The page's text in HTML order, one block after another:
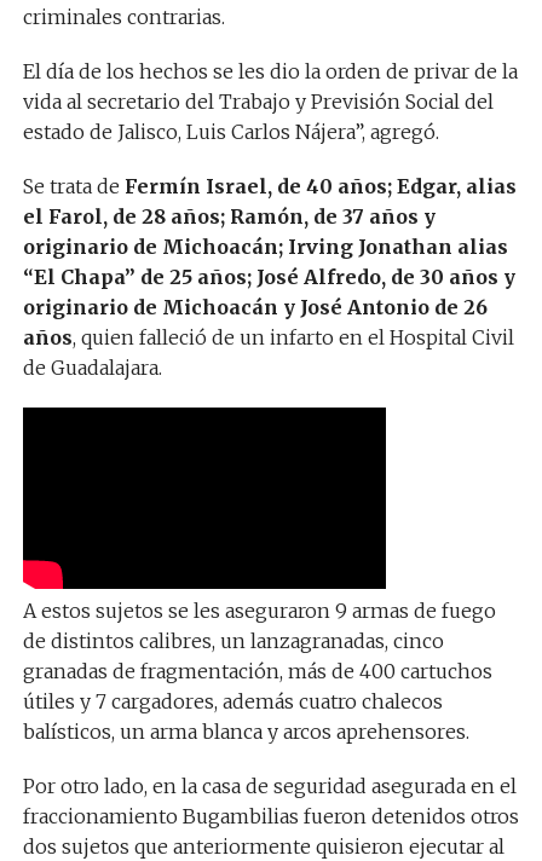
criminales contrarias.
El día de los hechos se les dio la orden de privar de la
vida al secretario del Trabajo y Previsión Social del
estado de Jalisco, Luis Carlos Nájera”, agregó.
Se trata de Fermín Israel, de 40 años; Edgar, alias
el Farol, de 28 años; Ramón, de 37 años y
originario de Michoacán; Irving Jonathan alias
“El Chapa” de 25 años; José Alfredo, de 30 años y
originario de Michoacán y José Antonio de 26
años, quien falleció de un infarto en el Hospital Civil
de Guadalajara.
A estos sujetos se les aseguraron 9 armas de fuego
de distintos calibres, un lanzagranadas, cinco
granadas de fragmentación, más de 400 cartuchos
útiles y 7 cargadores, además cuatro chalecos
balísticos, un arma blanca y arcos aprehensores.
Por otro lado, en la casa de seguridad asegurada en el
fraccionamiento Bugambilias fueron detenidos otros
dos sujetos que anteriormente quisieron ejecutar al